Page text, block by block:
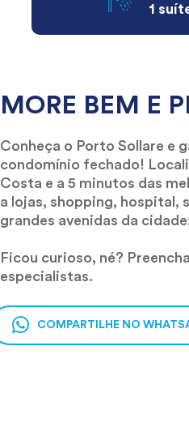
1
MORE BEM E
Conheça o Porto Sollare e
condomínio fechado!
Costa e a 5 minutos das
a lojas, shopping, hospital,
grandes avenidas da
Ficou curioso, né?
especialistas.
COMPARTILHE NO